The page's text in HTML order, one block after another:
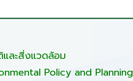
และสิ่งแวดล้อม
Policy and Planning